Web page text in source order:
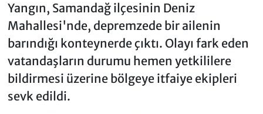
Yangın, Samandağ ilçesinin Deniz
Mahallesi'nde, depremzede bir ailenin
barındığı konteynerde çıktı. Olayı fark eden
vatandaşların durumu hemen yetkililere
bildirmesi üzerine bölgeye itfaiye ekipleri
sevk edildi.